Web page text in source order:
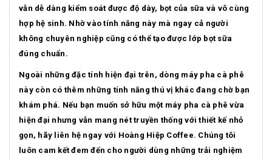
vẫn dễ dàng kiểm soát được độ dày, bọt của sữa và vô cùng
hợp hệ sinh. Nhờ vào tính năng này mà ngay cả người
không chuyên nghiệp cũng có thể tạo được lớp bọt sữa
đúng chuẩn.
Ngoài những đặc tính hiện đại trên, dòng máy pha cà phê
này còn có thêm những tính năng thú vị khác đang chờ bạn
khám phá. Nếu bạn muốn sở hữu một máy pha cà phê vừa
hiện đại nhưng vẫn mang nét truyền thống với thiết kế nhỏ
gọn, hãy liên hệ ngay với Hoàng Hiệp Coffee. Chúng tôi
luôn cam kết đem đến cho người dùng những trải nghiệm